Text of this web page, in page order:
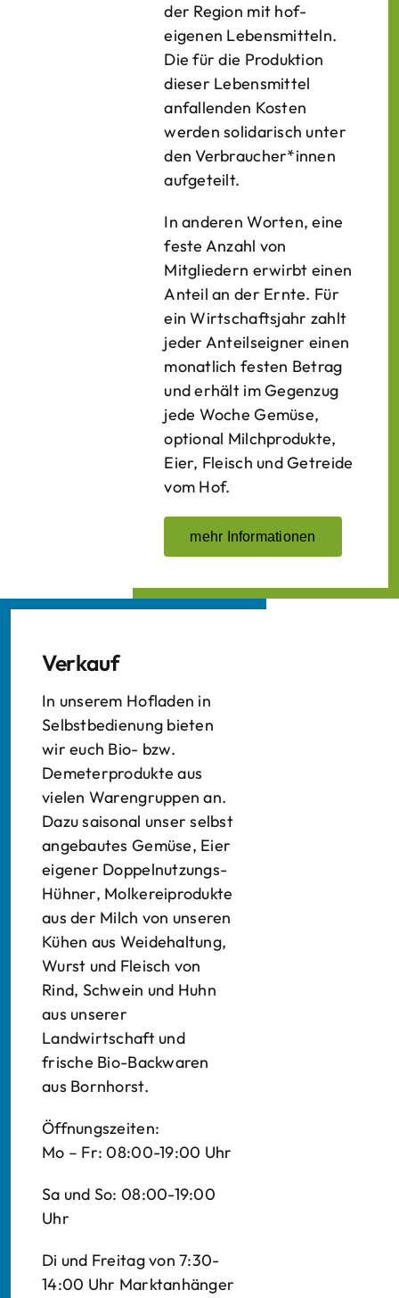
der Region mit hof­
eigenen Lebens­mitteln.
Die für die Produktion
dieser Lebens­mittel
anfallenden Kosten
werden solidarisch unter
den Verbraucher*­innen
aufgeteilt.
In anderen Worten, eine
feste Anzahl von
Mitgliedern erwirbt einen
Anteil an der Ernte. Für
ein Wirtschaftsjahr zahlt
jeder Anteilseigner einen
monatlich festen Betrag
und erhält im Gegenzug
jede Woche Gemüse,
optional Milchprodukte,
Eier, Fleisch und Getreide
vom Hof.
mehr Informationen
Verkauf
In unserem Hofladen in
Selbstbedienung bieten
wir euch Bio- bzw.
Demeterprodukte aus
vielen Warengruppen an.
Dazu saisonal unser selbst
angebautes Gemüse, Eier
eigener Doppelnutzungs-
Hühner, Molkereiprodukte
aus der Milch von unseren
Kühen aus Weidehaltung,
Wurst und Fleisch von
Rind, Schwein und Huhn
aus unserer
Landwirtschaft und
frische Bio-Backwaren
aus Bornhorst.
Öffnungszeiten:
Mo – Fr: 08:00-19:00 Uhr
Sa und So: 08:00-19:00
Uhr
Di und Freitag von 7:30-
14:00 Uhr Marktanhänger